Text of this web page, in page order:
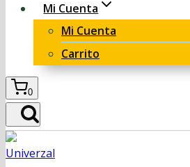
Mi Cuenta
Mi Cuenta
Carrito
0